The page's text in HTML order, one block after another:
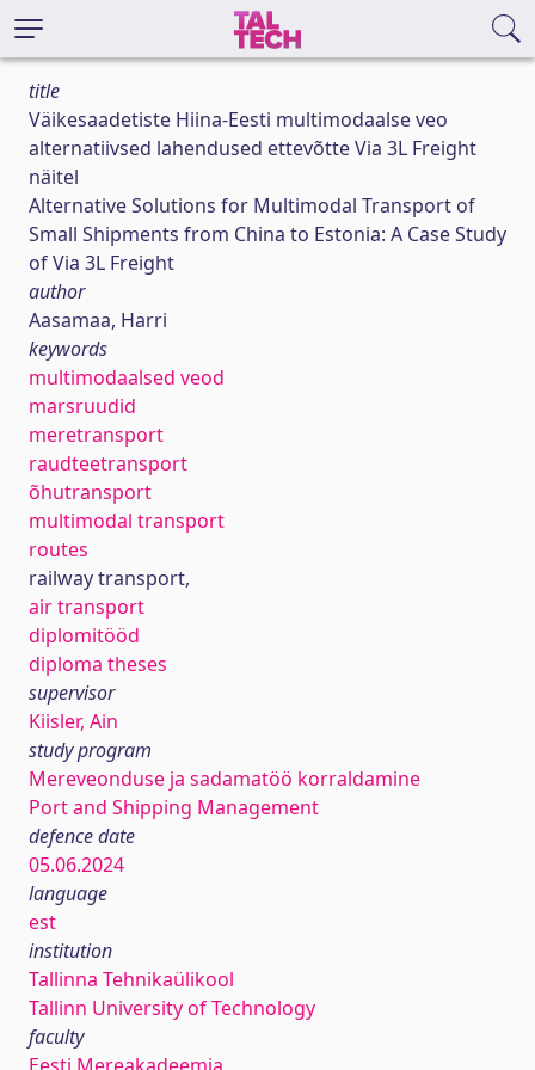
title
Väikesaadetiste Hiina-Eesti multimodaalse veo
alternatiivsed lahendused ettevõtte Via 3L Freight
näitel
Alternative Solutions for Multimodal Transport of
Small Shipments from China to Estonia: A Case Study
of Via 3L Freight
author
Aasamaa, Harri
keywords
multimodaalsed veod
marsruudid
meretransport
raudteetransport
õhutransport
multimodal transport
routes
railway transport,
air transport
diplomitööd
diploma theses
supervisor
Kiisler, Ain
study program
Mereveonduse ja sadamatöö korraldamine
Port and Shipping Management
defence date
05.06.2024
language
est
institution
Tallinna Tehnikaülikool
Tallinn University of Technology
faculty